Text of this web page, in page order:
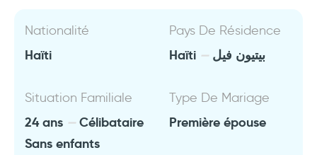
Nationalité
Haïti
Pays De Résidence
Haïti بيتيون فيل
Situation Familiale
24 ans
Célibataire
Sans enfants
Type De Mariage
Première épouse